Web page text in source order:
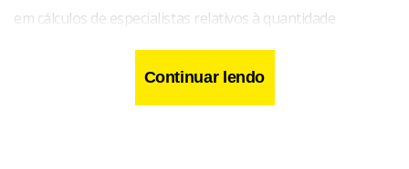
em cálculos de especialistas relativos à quantidade
necessária para ser utilizada como explosivo.
Continuar lendo